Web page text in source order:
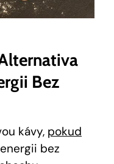
Bez
kávy,​ pokud
bez